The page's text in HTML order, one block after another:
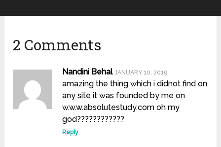
2 Comments
Nandini Behal JANUARY 10, 2019
amazing the thing which i didnot find on
any site it was founded by me on
w.w.w.absolutestudy.com oh my
god????????????
Reply